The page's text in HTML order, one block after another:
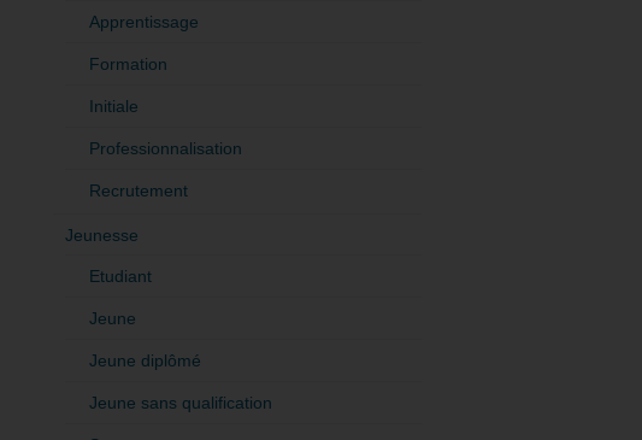
Apprentissage
Formation
Initiale
Professionnalisation
Recrutement
Jeunesse
Etudiant
Jeune
Jeune diplômé
Jeune sans qualification